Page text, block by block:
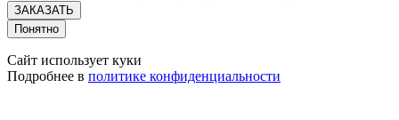
ЗАКАЗАТЬ
Понятно
Сайт использует куки
Подробнее в политике конфиденциальности